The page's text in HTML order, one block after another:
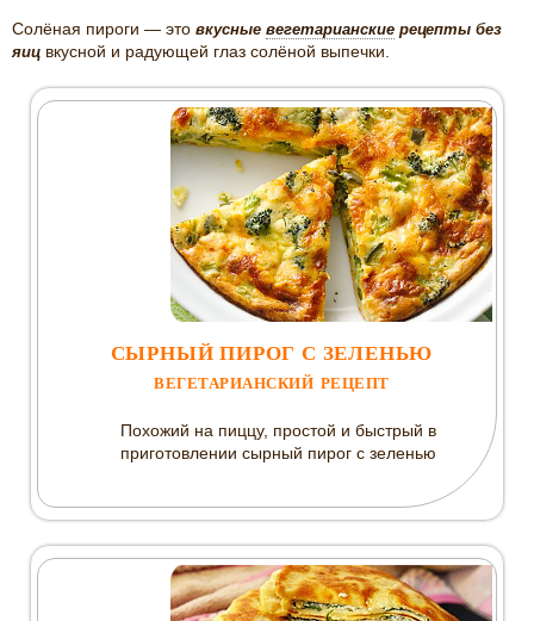
Солёная пироги — это вкусные вегетарианские рецепты без
яиц вкусной и радующей глаз солёной выпечки.
СЫРНЫЙ ПИРОГ С ЗЕЛЕНЬЮ
ВЕГЕТАРИАНСКИЙ РЕЦЕПТ
Похожий на пиццу, простой и быстрый в
приготовлении сырный пирог с зеленью